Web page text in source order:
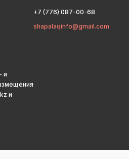
и
и
+7 (776) 087-00-68
shapalaqinfo@gmail.com